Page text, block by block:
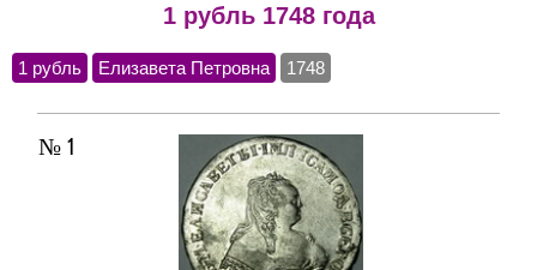
1 рубль 1748 года
1 рубль Елизавета Петровна 1748
№ 1